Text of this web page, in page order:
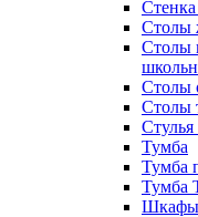
Столы
Столы
Столы
Столы
Тумба
Тумба
Тумба
Шкафы